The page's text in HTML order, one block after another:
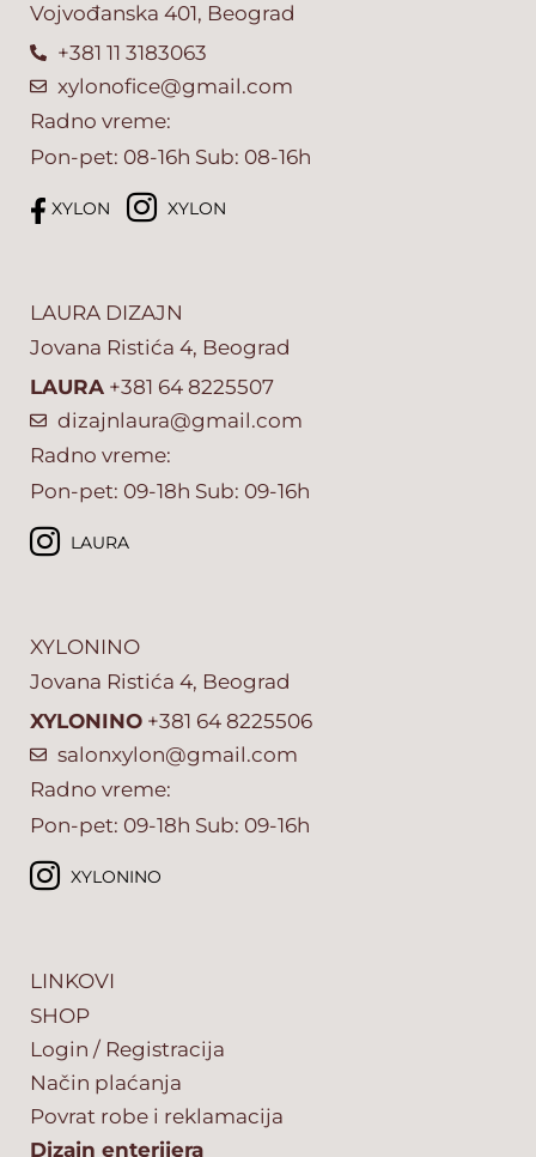
Vojvođanska 401, Beograd
+381 11 3183063
xylonofice@gmail.com
Radno vreme:
Pon-pet: 08-16h Sub: 08-16h
XYLON XYLON
LAURA DIZAJN
Jovana Ristića 4, Beograd
LAURA +381 64 8225507
dizajnlaura@gmail.com
Radno vreme:
Pon-pet: 09-18h Sub: 09-16h
LAURA
XYLONINO
Jovana Ristića 4, Beograd
XYLONINO +381 64 8225506
salonxylon@gmail.com
Radno vreme:
Pon-pet: 09-18h Sub: 09-16h
XYLONINO
LINKOVI
SHOP
Login / Registracija
Način plaćanja
Povrat robe i reklamacija
Dizajn enterijera